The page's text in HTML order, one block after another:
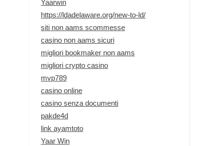
Yaarwin
https://ldadelaware.org/new-to-ld/
siti non aams scommesse
casino non aams sicuri
migliori bookmaker non aams
migliori crypto casino
mvp789
casino online
casino senza documenti
pakde4d
link ayamtoto
Yaar Win